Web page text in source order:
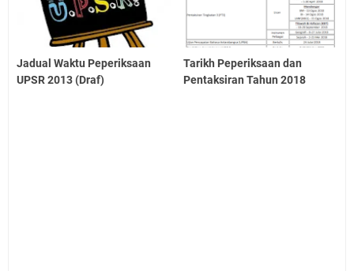
Jadual Waktu Peperiksaan
UPSR 2013 (Draf)
Tarikh Peperiksaan dan
Pentaksiran Tahun 2018